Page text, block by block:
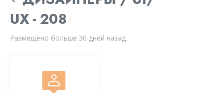
UX - 208
Размещено больше 30 дней назад